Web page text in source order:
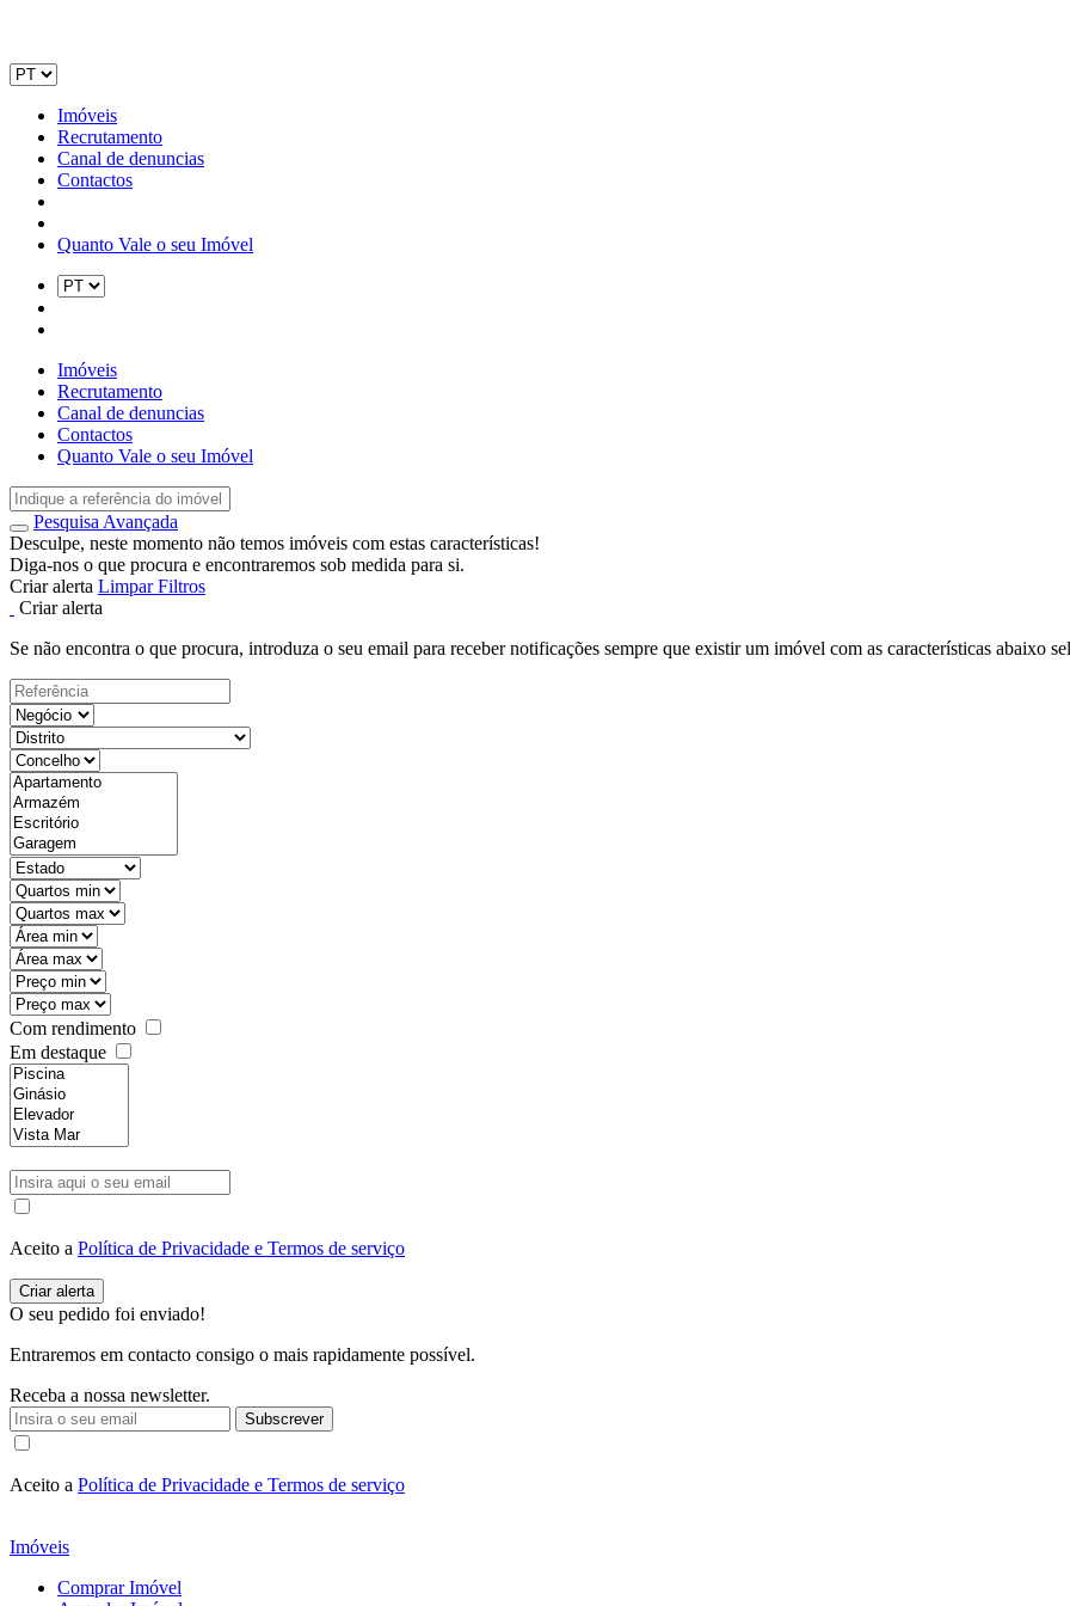
Imóveis
Recrutamento
Canal de denuncias
Contactos
Quanto Vale o seu Imóvel
Imóveis
Recrutamento
Canal de denuncias
Contactos
Quanto Vale o seu Imóvel
Pesquisa Avançada
Desculpe, neste momento não temos imóveis com estas características!
Diga-nos o que procura e encontraremos sob medida para si.
Criar alerta Limpar Filtros
Criar alerta
Se não encontra o que procura, introduza o seu email para receber notificações sempre que existir um imóvel com as características abaixo
Com rendimento
Em destaque
Aceito a Política de Privacidade e Termos de serviço
O seu pedido foi enviado!
Entraremos em contacto consigo o mais rapidamente possível.
Receba a nossa newsletter.
Subscrever
Aceito a Política de Privacidade e Termos de serviço
Imóveis
Comprar Imóvel